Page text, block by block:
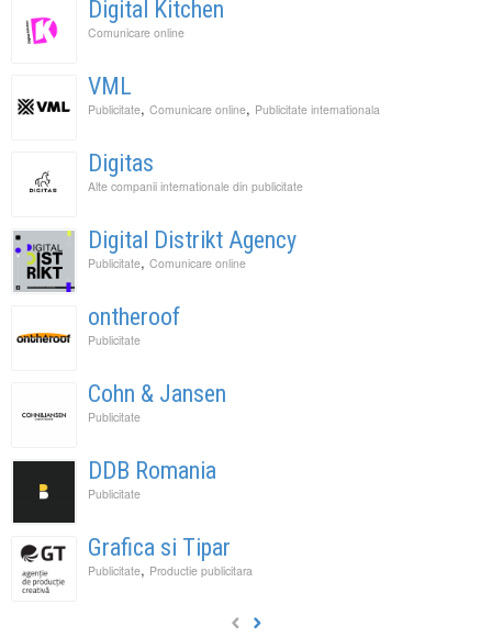
Digital Kitchen
Comunicare online
VML
Publicitate, Comunicare online, Publicitate internationala
Digitas
Alte companii internationale din publicitate
Digital Distrikt Agency
Publicitate, Comunicare online
ontheroof
Publicitate
Cohn & Jansen
Publicitate
DDB Romania
Publicitate
Grafica si Tipar
Publicitate, Productie publicitara